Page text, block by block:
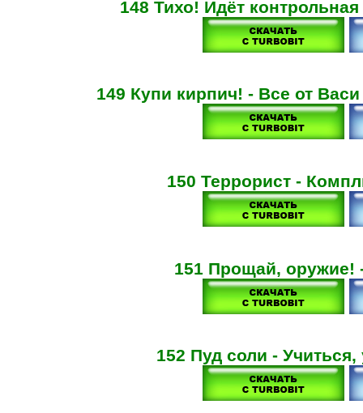
148 Тихо! Идёт
149 Купи кирпич! - Все от
150 Террорист -
151 Прощай, оружие!
152 Пуд соли -